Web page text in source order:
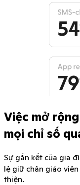
Việc mở
mọi chỉ số
Sự gắn kết của gia
lệ giữ chân giáo
thiện.